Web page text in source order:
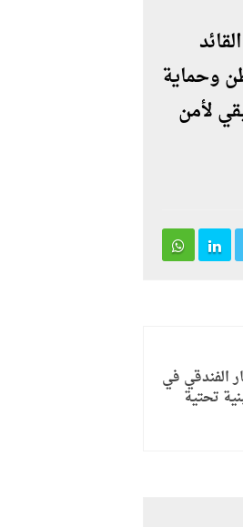
وحماية
لأمن
الفندقي في
تحتية